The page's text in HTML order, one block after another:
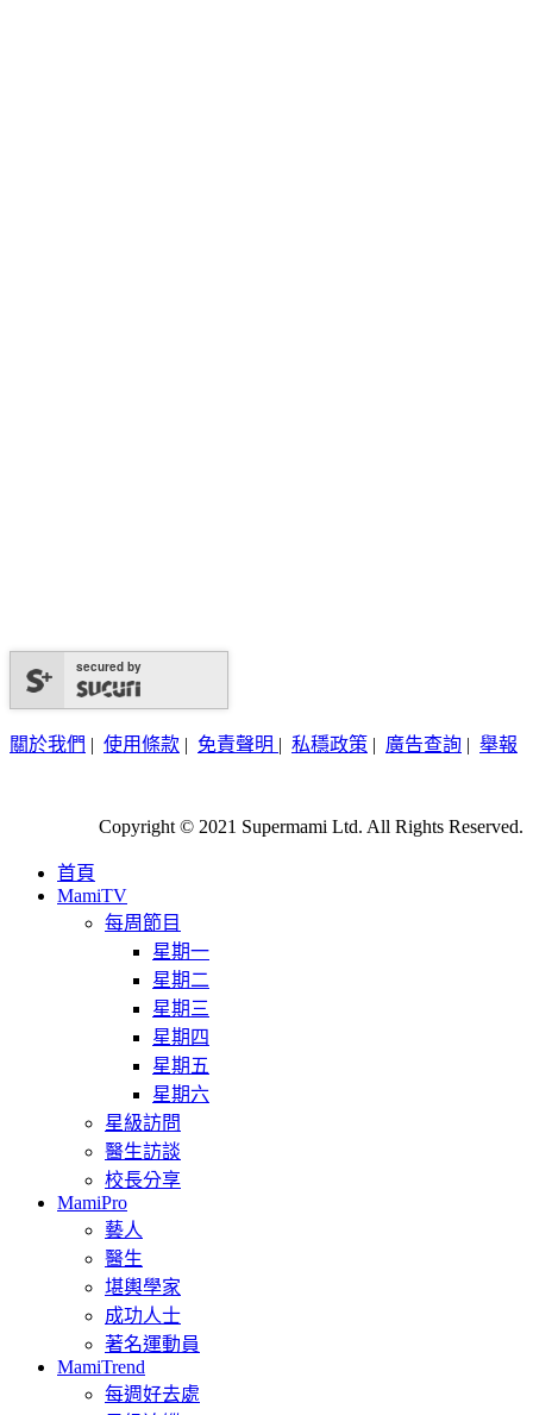
secured by
關於我們 | 使用條款 | 免責聲明 | 私穩政策 | 廣告查詢 | 舉報
Copyright © 2021 Supermami Ltd. All Rights Reserved.
首頁
MamiTV
每周節目
星期一
星期二
星期三
星期四
星期五
星期六
星級訪問
醫生訪談
校長分享
MamiPro
藝人
醫生
堪輿學家
成功人士
著名運動員
MamiTrend
每週好去處